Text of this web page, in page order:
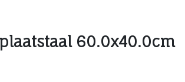
60.0x40.0cm